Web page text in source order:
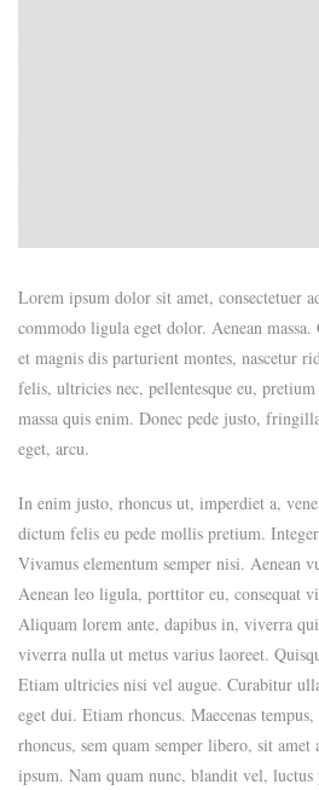
Lorem ipsum dolor sit amet, consectetuer
commodo ligula eget dolor. Aenean
et magnis dis parturient montes, nascetur
felis, ultricies nec, pellentesque eu,
massa quis enim. Donec pede justo,
eget, arcu.
In enim justo, rhoncus ut, imperdiet a,
dictum felis eu pede mollis pretium.
Vivamus elementum semper nisi. Aenean
Aenean leo ligula, porttitor eu, consequat
Aliquam lorem ante, dapibus in, viverra
viverra nulla ut metus varius laoreet.
Etiam ultricies nisi vel augue. Curabitur
eget dui. Etiam rhoncus. Maecenas
rhoncus, sem quam semper libero, sit amet
ipsum. Nam quam nunc, blandit vel,